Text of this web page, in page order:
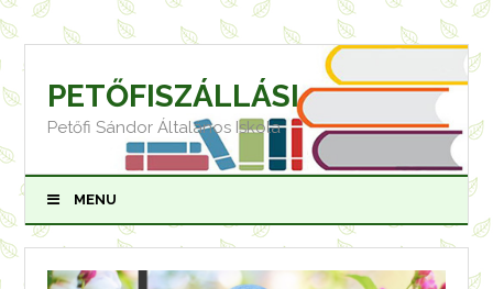
Skip
to
content
PETŐFISZÁLLÁSI
Petőfi Sándor Általános Iskola
MENU